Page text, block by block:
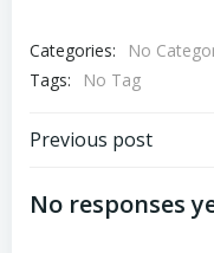
Categories:
No
Tags:
No Tag
по
Previous post
No responses